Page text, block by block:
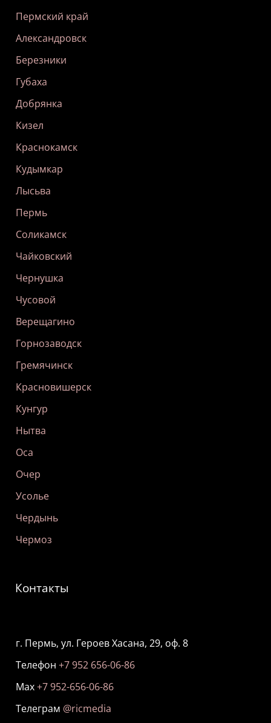
Пермский край
Александровск
Березники
Губаха
Добрянка
Кизел
Краснокамск
Кудымкар
Лысьва
Пермь
Соликамск
Чайковский
Чернушка
Чусовой
Верещагино
Горнозаводск
Гремячинск
Красновишерск
Кунгур
Нытва
Оса
Очер
Усолье
Чердынь
Чермоз
Контакты
г. Пермь, ул. Героев Хасана, 29, оф. 8
Телефон +7 952 656-06-86
Мах+7 952-656-06-86
Телеграм @ricmedia